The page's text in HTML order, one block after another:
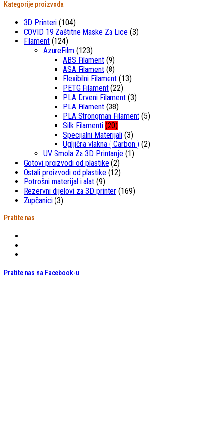
Kategorije proizvoda
3D Printeri (104)
COVID 19 Zaštitne Maske Za Lice (3)
Filament (124)
AzureFilm (123)
ABS Filament (9)
ASA Filament (8)
Flexibilni Filament (13)
PETG Filament (22)
PLA Drveni Filament (3)
PLA Filament (38)
PLA Strongman Filament (5)
Silk Filamenti (20)
Specijalni Materijali (3)
Ugljična vlakna ( Carbon ) (2)
UV Smola Za 3D Printanje (1)
Gotovi proizvodi od plastike (2)
Ostali proizvodi od plastike (12)
Potrošni materijal i alat (9)
Rezervni dijelovi za 3D printer (169)
Zupčanici (3)
Pratite nas
Pratite nas na Facebook-u